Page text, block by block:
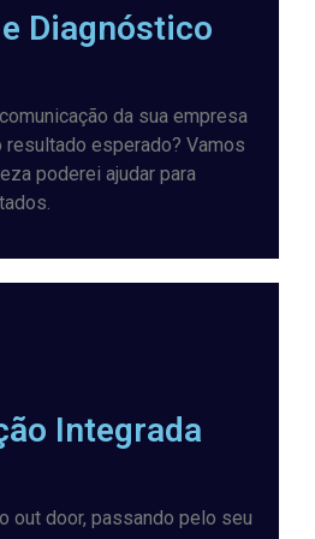
Diagnóstico
da sua empresa
resultado esperado? Vamos
poderei ajudar para
Integrada
out door, passando pelo seu